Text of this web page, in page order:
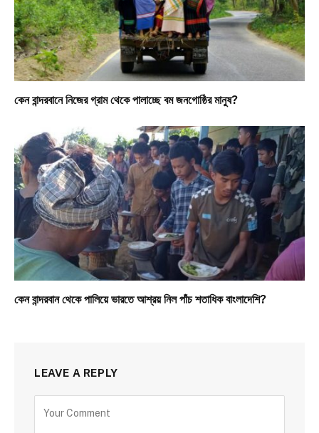
কেন বান্দরবানে নিজের গ্রাম থেকে পালাচ্ছে বম জনগোষ্ঠির মানুষ?
কেন বান্দরবান থেকে পালিয়ে ভারতে আশ্রয় নিল পাঁচ শতাধিক বাংলাদেশি?
LEAVE A REPLY